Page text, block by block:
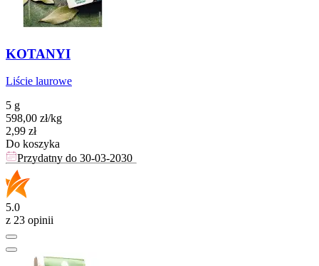
KOTANYI
Liście laurowe
5 g
598,00 zł/kg
Cena
2,99 zł
Do koszyka
Przydatny do 30-03-2030
5.0
z 23 opinii